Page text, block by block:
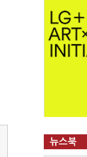
뉴스북